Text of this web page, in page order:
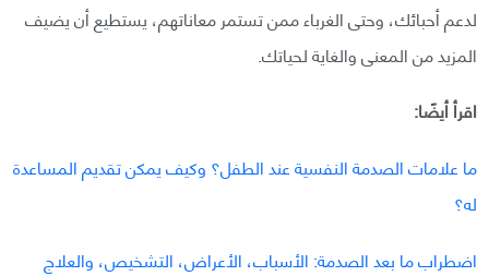
لدعم أحبائك، وحتى الغرباء ممن تستمر معاناتهم، يستطيع أن يضيف
المزيد من المعنى والغاية لحياتك.
اقرأ أيضًا:
ما علامات الصدمة النفسية عند الطفل؟ وكيف يمكن تقديم المساعدة
له؟
اضطراب ما بعد الصدمة: الأسباب، الأعراض، التشخيص، والعلاج